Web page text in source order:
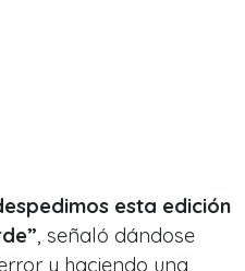
esta edición
, señaló dándose
y haciendo una